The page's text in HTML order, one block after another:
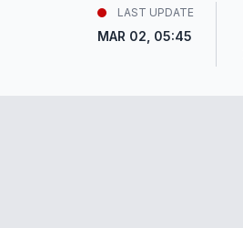
LAST UPDATE
MAR 02, 05:45